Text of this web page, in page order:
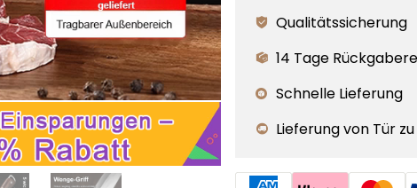
Qualitätssicherung
14 Tage
Schnelle Lieferung
Lieferung von Tür